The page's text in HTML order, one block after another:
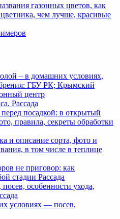
газонных цветов, как
чем лучше, красивые
– в домашних условиях,
ГБУ РК; Крымский
центр
Рассада
посадкой: в открытый
правила, секреты обработки
и описание сорта, фото и
в том числе в теплице
не приговор: как
стадии Рассада
особенности ухода,
условиях — посев,